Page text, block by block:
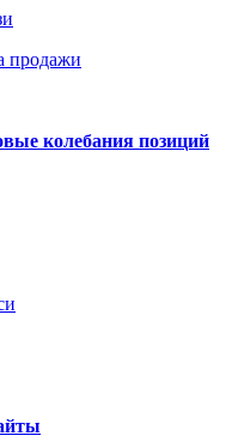
продажи
колебания позиций